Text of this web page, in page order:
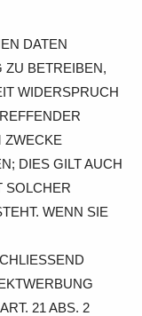
DATEN
ZU BETREIBEN,
WIDERSPRUCH
ZWECKE
DIES GILT AUCH
SOLCHER
WENN SIE
21 ABS. 2